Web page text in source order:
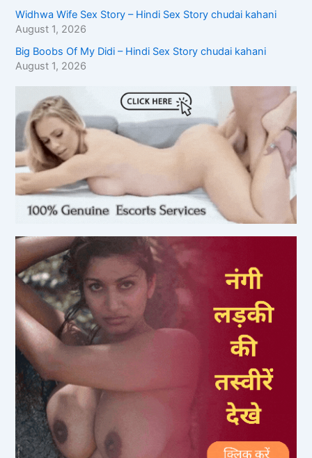
Widhwa Wife Sex Story – Hindi Sex Story chudai kahani
August 1, 2026
Big Boobs Of My Didi – Hindi Sex Story chudai kahani
August 1, 2026